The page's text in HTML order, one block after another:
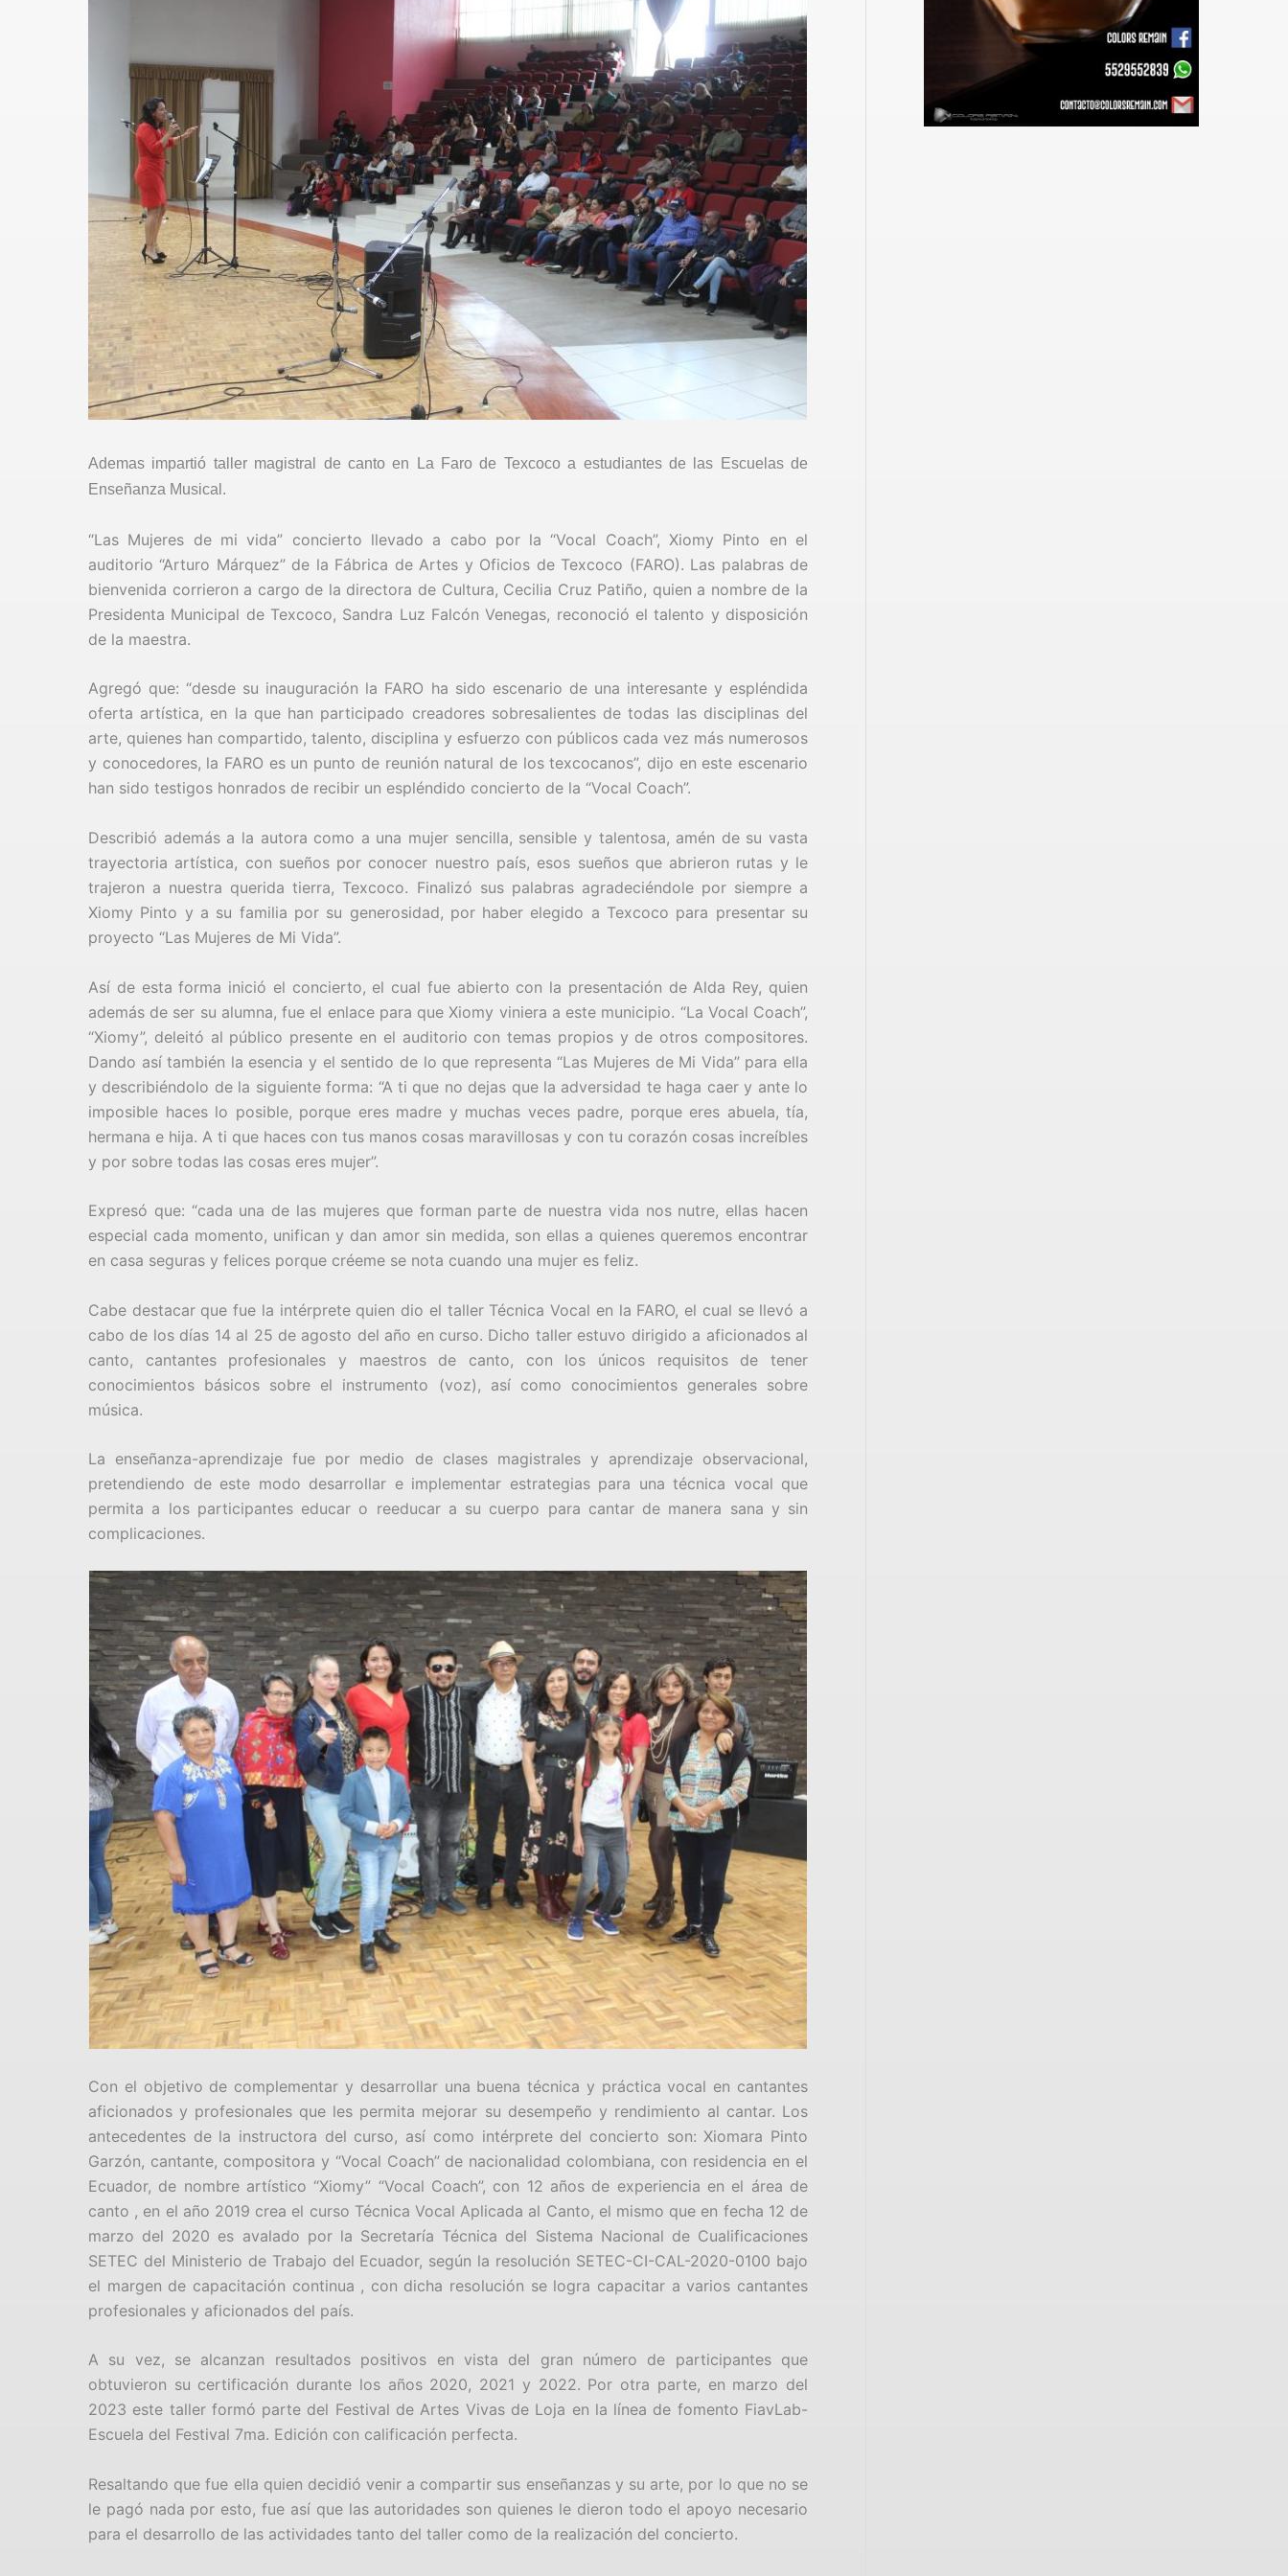
Ademas impartió taller magistral de canto en La Faro de Texcoco a estudiantes de las Escuelas de
Enseñanza Musical.
“Las Mujeres de mi vida” concierto llevado a cabo por la “Vocal Coach”, Xiomy Pinto en el
auditorio “Arturo Márquez” de la Fábrica de Artes y Oficios de Texcoco (FARO). Las palabras de
bienvenida corrieron a cargo de la directora de Cultura, Cecilia Cruz Patiño, quien a nombre de la
Presidenta Municipal de Texcoco, Sandra Luz Falcón Venegas, reconoció el talento y disposición
de la maestra.
Agregó que: “desde su inauguración la FARO ha sido escenario de una interesante y espléndida
oferta artística, en la que han participado creadores sobresalientes de todas las disciplinas del
arte, quienes han compartido, talento, disciplina y esfuerzo con públicos cada vez más numerosos
y conocedores, la FARO es un punto de reunión natural de los texcocanos”, dijo en este escenario
han sido testigos honrados de recibir un espléndido concierto de la “Vocal Coach”.
Describió además a la autora como a una mujer sencilla, sensible y talentosa, amén de su vasta
trayectoria artística, con sueños por conocer nuestro país, esos sueños que abrieron rutas y le
trajeron a nuestra querida tierra, Texcoco. Finalizó sus palabras agradeciéndole por siempre a
Xiomy Pinto y a su familia por su generosidad, por haber elegido a Texcoco para presentar su
proyecto “Las Mujeres de Mi Vida”.
Así de esta forma inició el concierto, el cual fue abierto con la presentación de Alda Rey, quien
además de ser su alumna, fue el enlace para que Xiomy viniera a este municipio. “La Vocal Coach”,
“Xiomy”, deleitó al público presente en el auditorio con temas propios y de otros compositores.
Dando así también la esencia y el sentido de lo que representa “Las Mujeres de Mi Vida” para ella
y describiéndolo de la siguiente forma: “A ti que no dejas que la adversidad te haga caer y ante lo
imposible haces lo posible, porque eres madre y muchas veces padre, porque eres abuela, tía,
hermana e hija. A ti que haces con tus manos cosas maravillosas y con tu corazón cosas increíbles
y por sobre todas las cosas eres mujer”.
Expresó que: “cada una de las mujeres que forman parte de nuestra vida nos nutre, ellas hacen
especial cada momento, unifican y dan amor sin medida, son ellas a quienes queremos encontrar
en casa seguras y felices porque créeme se nota cuando una mujer es feliz.
Cabe destacar que fue la intérprete quien dio el taller Técnica Vocal en la FARO, el cual se llevó a
cabo de los días 14 al 25 de agosto del año en curso. Dicho taller estuvo dirigido a aficionados al
canto, cantantes profesionales y maestros de canto, con los únicos requisitos de tener
conocimientos básicos sobre el instrumento (voz), así como conocimientos generales sobre
música.
La enseñanza-aprendizaje fue por medio de clases magistrales y aprendizaje observacional,
pretendiendo de este modo desarrollar e implementar estrategias para una técnica vocal que
permita a los participantes educar o reeducar a su cuerpo para cantar de manera sana y sin
complicaciones.
Con el objetivo de complementar y desarrollar una buena técnica y práctica vocal en cantantes
aficionados y profesionales que les permita mejorar su desempeño y rendimiento al cantar. Los
antecedentes de la instructora del curso, así como intérprete del concierto son: Xiomara Pinto
Garzón, cantante, compositora y “Vocal Coach” de nacionalidad colombiana, con residencia en el
Ecuador, de nombre artístico “Xiomy” “Vocal Coach”, con 12 años de experiencia en el área de
canto , en el año 2019 crea el curso Técnica Vocal Aplicada al Canto, el mismo que en fecha 12 de
marzo del 2020 es avalado por la Secretaría Técnica del Sistema Nacional de Cualificaciones
SETEC del Ministerio de Trabajo del Ecuador, según la resolución SETEC-CI-CAL-2020-0100 bajo
el margen de capacitación continua , con dicha resolución se logra capacitar a varios cantantes
profesionales y aficionados del país.
A su vez, se alcanzan resultados positivos en vista del gran número de participantes que
obtuvieron su certificación durante los años 2020, 2021 y 2022. Por otra parte, en marzo del
2023 este taller formó parte del Festival de Artes Vivas de Loja en la línea de fomento FiavLab-
Escuela del Festival 7ma. Edición con calificación perfecta.
Resaltando que fue ella quien decidió venir a compartir sus enseñanzas y su arte, por lo que no se
le pagó nada por esto, fue así que las autoridades son quienes le dieron todo el apoyo necesario
para el desarrollo de las actividades tanto del taller como de la realización del concierto.